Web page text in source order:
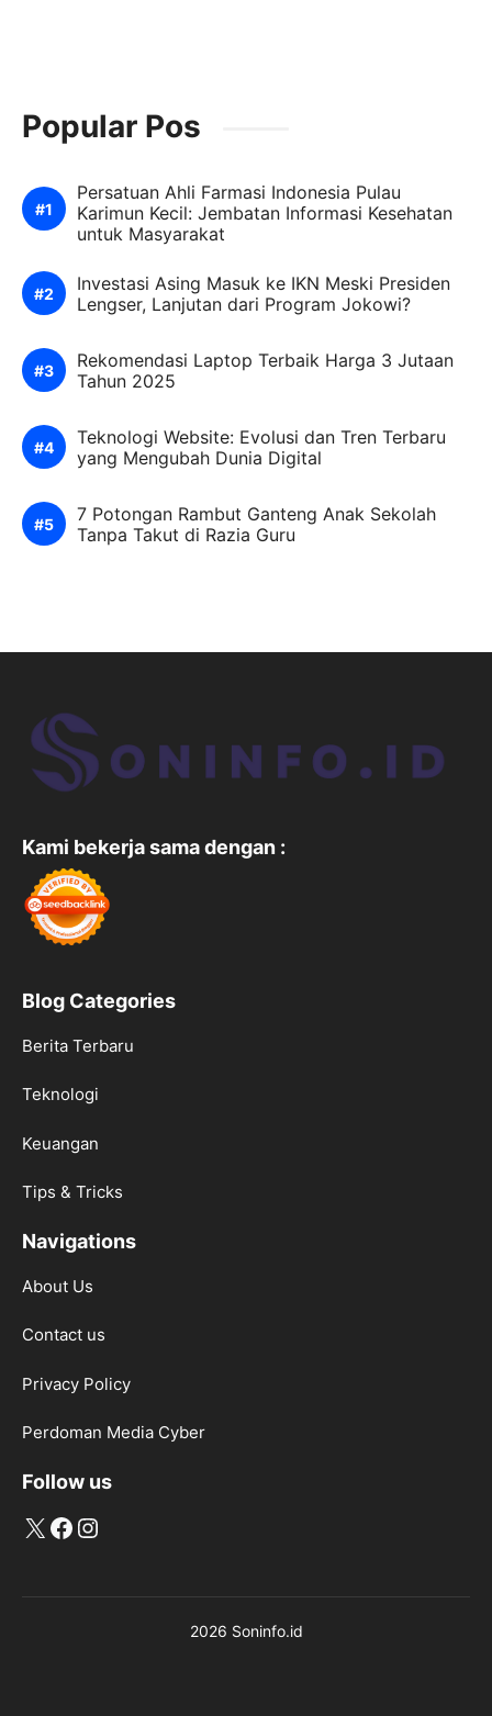
Popular Pos
Persatuan Ahli Farmasi Indonesia Pulau
Karimun Kecil: Jembatan Informasi Kesehatan
untuk Masyarakat
Investasi Asing Masuk ke IKN Meski Presiden
Lengser, Lanjutan dari Program Jokowi?
Rekomendasi Laptop Terbaik Harga 3 Jutaan
Tahun 2025
Teknologi Website: Evolusi dan Tren Terbaru
yang Mengubah Dunia Digital
7 Potongan Rambut Ganteng Anak Sekolah
Tanpa Takut di Razia Guru
Kami bekerja sama dengan :
Blog Categories
Berita Terbaru
Teknologi
Keuangan
Tips & Tricks
Navigations
About Us
Contact us
Privacy Policy
Perdoman Media Cyber
Follow us
X Facebook
Instagram
2026 Soninfo.id